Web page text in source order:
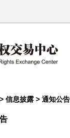
> 信息披露 > 通知公告